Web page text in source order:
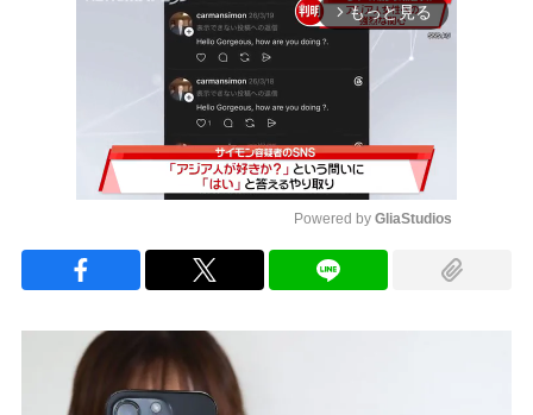
arrow_forward_ios もっと見る
Powered by GliaStudios